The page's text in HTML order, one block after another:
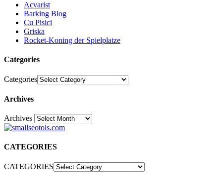
Acvarist
Barking Blog
Cu Pisici
Griska
Rocket-Koning der Spielplatze
Categories
Categories
Archives
Archives30
CATEGORIES
CATEGORIES